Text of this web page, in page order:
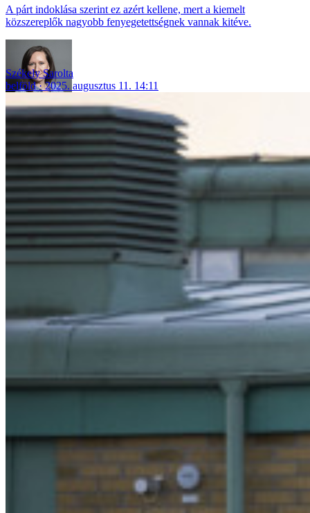
A párt indoklása szerint ez azért kellene, mert a kiemelt
közszereplők nagyobb fenyegetettségnek vannak kitéve.
Székely Sarolta
belföld
2025. augusztus 11. 14:11